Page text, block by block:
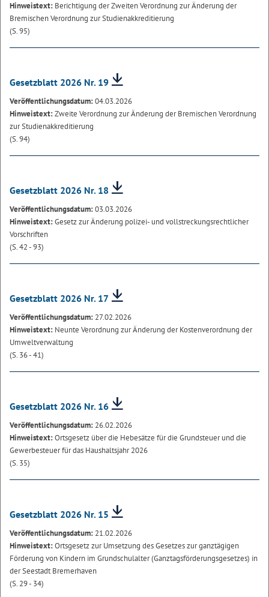
Hinweistext: Berichtigung der Zweiten Verordnung zur Änderung der
Bremischen Verordnung zur Studienakkreditierung
(S. 95)
Gesetzblatt 2026 Nr. 19
Veröffentlichungsdatum:04.03.2026
Hinweistext:Zweite Verordnung zur Änderung der Bremischen Verordnung
zur Studienakkreditierung
(S. 94)
Gesetzblatt 2026 Nr. 18
Veröffentlichungsdatum:03.03.2026
Hinweistext:Gesetz zur Änderung polizei- und vollstreckungsrechtlicher
Vorschriften
(S. 42 - 93)
Gesetzblatt 2026 Nr. 17
Veröffentlichungsdatum: 27.02.2026
Hinweistext: Neunte Verordnung zur Änderung der Kostenverordnung der
Umweltverwaltung
(S. 36 - 41)
Gesetzblatt 2026 Nr. 16
Veröffentlichungsdatum: 26.02.2026
Hinweistext:Ortsgesetz über die Hebesätze für die Grundsteuer und die
Gewerbesteuer für das Haushaltsjahr 2026
(S. 35)
Gesetzblatt 2026 Nr. 15
Veröffentlichungsdatum: 21.02.2026
Hinweistext:Ortsgesetz zur Umsetzung des Gesetzes zur ganztägigen
Förderung von Kindern im Grundschulalter (Ganztagsförderungsgesetzes) in
der Seestadt Bremerhaven
(S. 29 - 34)